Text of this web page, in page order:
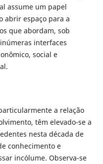
assume um papel
abrir espaço para a
que abordam, sob
interfaces
social e
a relação
têm elevado-se a
nesta década de
conhecimento e
incólume. Observa-se